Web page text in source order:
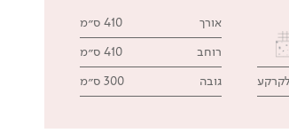
אורך 410 ס״מ
רוחב 410 ס״מ
גובה 300 ס״מ